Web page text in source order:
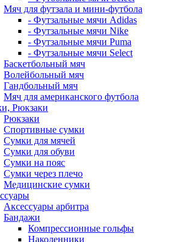
Мяч для футзала и мини-футбола
- Футзальные мячи Adidas
- Футзальные мячи Nike
- Футзальные мячи Puma
- Футзальные мячи Select
Баскетбольный мяч
Волейбольный мяч
Гандбольный мяч
Мяч для американского футбола
Рюкзаки
Рюкзаки
Спортивные сумки
Сумки для мячей
Сумки для обуви
Сумки на пояс
Сумки через плечо
Медицинские сумки
Аксессуары арбитра
Бандажи
Компрессионные гольфы
Наколенники